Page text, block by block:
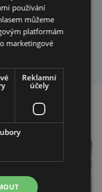
nábytku
také
za to
používání
můžeme
platformám
marketingové
Reklamní
účely